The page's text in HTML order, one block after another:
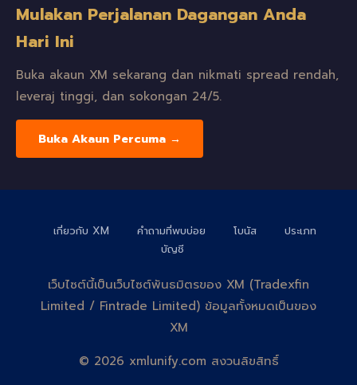
Mulakan Perjalanan Dagangan Anda
Hari Ini
Buka akaun XM sekarang dan nikmati spread rendah,
leveraj tinggi, dan sokongan 24/5.
Buka Akaun Percuma →
เกี่ยวกับ XM คำถามที่พบบ่อย โบนัส
ประเภท
บัญชี
เว็บไซต์นี้เป็นเว็บไซต์พันธมิตรของ XM (Tradexfin
Limited / Fintrade Limited) ข้อมูลทั้งหมดเป็นของ
XM
© 2026 xmlunify.com สงวนลิขสิทธิ์